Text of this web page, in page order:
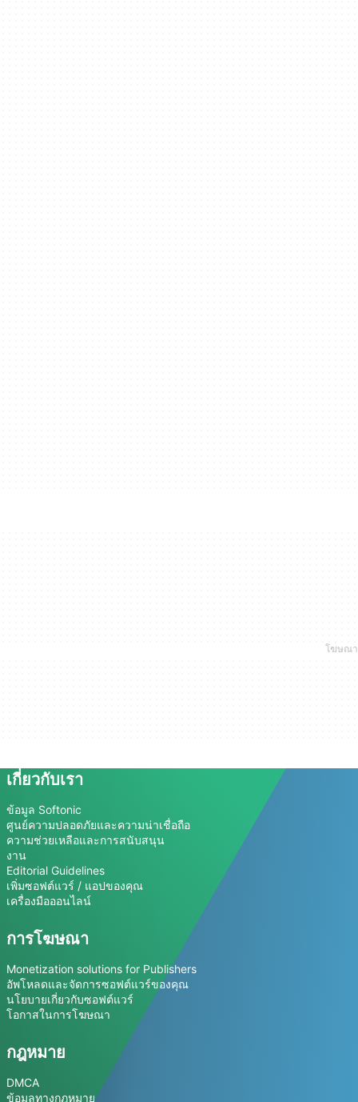
เกี่ยวกับเรา
ข้อมูล Softonic
ศูนย์ความปลอดภัยและความน่าเชื่อถือ
ความช่วยเหลือและการสนับสนุน
งาน
Editorial Guidelines
เพิ่มซอฟต์แวร์ / แอปของคุณ
เครื่องมือออนไลน์
การโฆษณา
Monetization solutions for Publishers
อัพโหลดและจัดการซอฟต์แวร์ของคุณ
นโยบายเกี่ยวกับซอฟต์แวร์
โอกาสในการโฆษณา
กฎหมาย
DMCA
ข้อมูลทางกฎหมาย